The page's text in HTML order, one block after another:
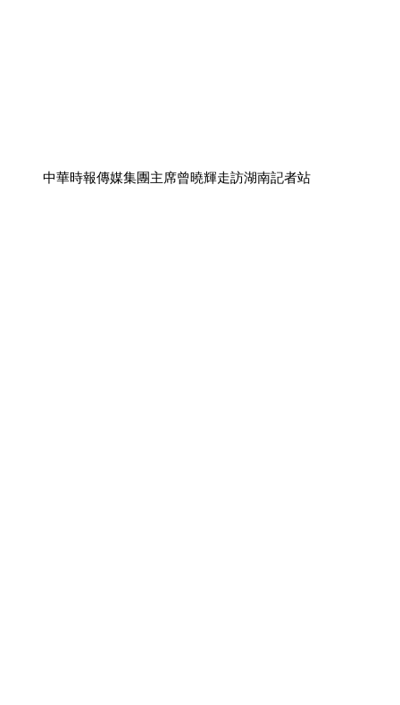
中華時報傳媒集團主席曾曉輝走訪湖南記者站